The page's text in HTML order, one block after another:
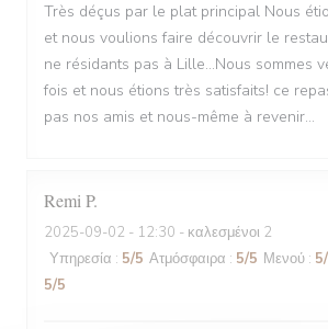
Très déçus par le plat principal Nous
et nous voulions faire découvrir le
ne résidants pas à Lille...Nous sommes
fois et nous étions très satisfaits! ce
pas nos amis et nous-même à revenir...
Remi P
2025-09-02 - 12:30 - καλεσμένοι 2
Υπηρεσία : 5/5 Ατμόσφαιρα : 5/5 Μενού : 5
5/5